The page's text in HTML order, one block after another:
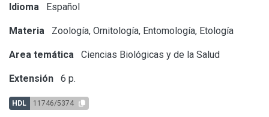
Idioma Español
Materia Zoología, Ornitología, Entomología, Etología
Area temática Ciencias Biológicas y de la Salud
Extensión 6 p.
HDL 11746/5374